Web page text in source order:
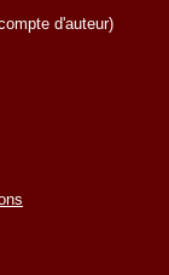
d'auteur)